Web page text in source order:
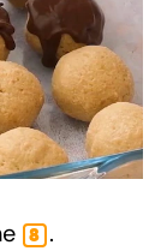
8 .